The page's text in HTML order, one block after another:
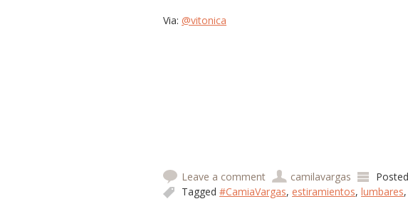
Via:@vitonica
Leave a comment camilavargas
Tagged#CamiaVargas,estiramientos,lumbares